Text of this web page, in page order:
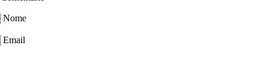
Nome
Email